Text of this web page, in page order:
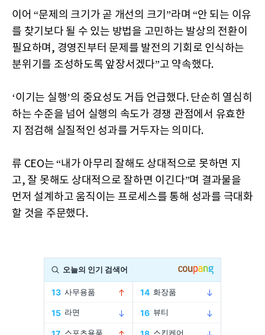
이어 “문제의 크기가 곧 개선의 크기”라며 “안 되는 이유
를 찾기보다 될 수 있는 방법을 고민하는 발상의 전환이
필요하며, 경영진부터 문제를 발전의 기회로 인식하는
분위기를 조성하도록 앞장서겠다”고 약속했다.
‘이기는 실행’의 중요성도 거듭 언급했다. 단순히 열심히
하는 수준을 넘어 실행의 속도가 경쟁 관점에서 유효한
지 점검해 실질적인 성과를 거두자는 의미다.
류 CEO는 “내가 아무리 잘해도 상대적으로 못하면 지
고, 잘 못해도 상대적으로 잘하면 이긴다”며 결과물을
먼저 설계하고 움직이는 프로세스를 통해 성과를 극대화
할 것을 주문했다.